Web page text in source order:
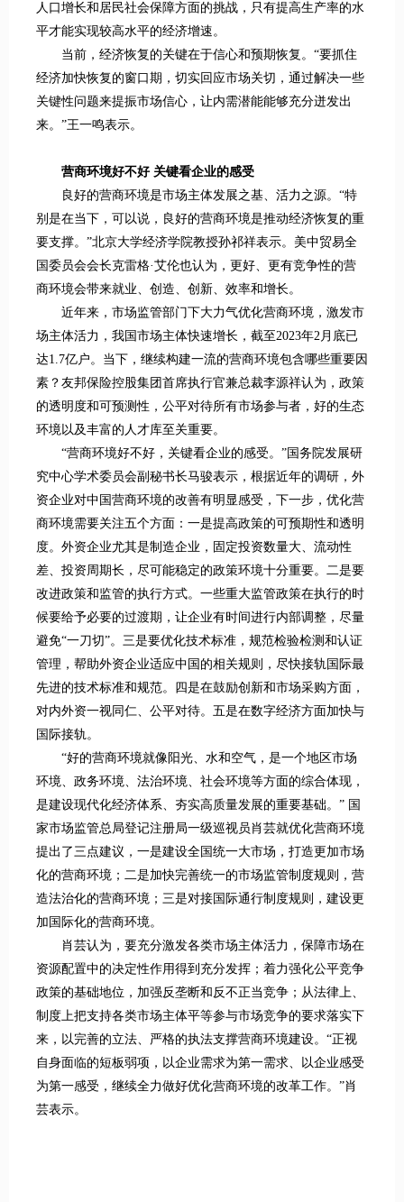
人口增长和居民社会保障方面的挑战，只有提高生产率的水
平才能实现较高水平的经济增速。
当前，经济恢复的关键在于信心和预期恢复。“要抓住
经济加快恢复的窗口期，切实回应市场关切，通过解决一些
关键性问题来提振市场信心，让内需潜能能够充分迸发出
来。”王一鸣表示。
营商环境好不好 关键看企业的感受
良好的营商环境是市场主体发展之基、活力之源。“特
别是在当下，可以说，良好的营商环境是推动经济恢复的重
要支撑。”北京大学经济学院教授孙祁祥表示。美中贸易全
国委员会会长克雷格·艾伦也认为，更好、更有竞争性的营
商环境会带来就业、创造、创新、效率和增长。
近年来，市场监管部门下大力气优化营商环境，激发市
场主体活力，我国市场主体快速增长，截至2023年2月底已
达1.7亿户。当下，继续构建一流的营商环境包含哪些重要因
素？友邦保险控股集团首席执行官兼总裁李源祥认为，政策
的透明度和可预测性，公平对待所有市场参与者，好的生态
环境以及丰富的人才库至关重要。
“营商环境好不好，关键看企业的感受。”国务院发展研
究中心学术委员会副秘书长马骏表示，根据近年的调研，外
资企业对中国营商环境的改善有明显感受，下一步，优化营
商环境需要关注五个方面：一是提高政策的可预期性和透明
度。外资企业尤其是制造企业，固定投资数量大、流动性
差、投资周期长，尽可能稳定的政策环境十分重要。二是要
改进政策和监管的执行方式。一些重大监管政策在执行的时
候要给予必要的过渡期，让企业有时间进行内部调整，尽量
避免“一刀切”。三是要优化技术标准，规范检验检测和认证
管理，帮助外资企业适应中国的相关规则，尽快接轨国际最
先进的技术标准和规范。四是在鼓励创新和市场采购方面，
对内外资一视同仁、公平对待。五是在数字经济方面加快与
国际接轨。
“好的营商环境就像阳光、水和空气，是一个地区市场
环境、政务环境、法治环境、社会环境等方面的综合体现，
是建设现代化经济体系、夯实高质量发展的重要基础。” 国
家市场监管总局登记注册局一级巡视员肖芸就优化营商环境
提出了三点建议，一是建设全国统一大市场，打造更加市场
化的营商环境；二是加快完善统一的市场监管制度规则，营
造法治化的营商环境；三是对接国际通行制度规则，建设更
加国际化的营商环境。
肖芸认为，要充分激发各类市场主体活力，保障市场在
资源配置中的决定性作用得到充分发挥；着力强化公平竞争
政策的基础地位，加强反垄断和反不正当竞争；从法律上、
制度上把支持各类市场主体平等参与市场竞争的要求落实下
来，以完善的立法、严格的执法支撑营商环境建设。“正视
自身面临的短板弱项，以企业需求为第一需求、以企业感受
为第一感受，继续全力做好优化营商环境的改革工作。”肖
芸表示。